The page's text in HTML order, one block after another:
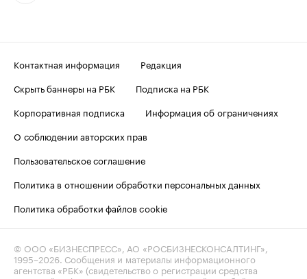
Контактная информация
Редакция
Скрыть баннеры на РБК
Подписка на РБК
Корпоративная подписка
Информация об ограничениях
О соблюдении авторских прав
Пользовательское соглашение
Политика в отношении обработки персональных данных
Политика обработки файлов cookie
© ООО «БИЗНЕСПРЕСС», АО «РОСБИЗНЕСКОНСАЛТИНГ»,
1995–2026 . Сообщения и материалы информационного
агентства «РБК» (свидетельство о регистрации средства